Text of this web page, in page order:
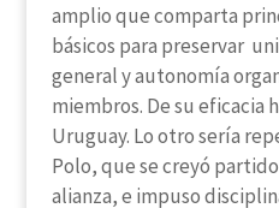
amplio que comparta
básicos para preservar
general y autonomía
miembros. De su eficacia
Uruguay. Lo otro sería
Polo, que se creyó
alianza, e impuso